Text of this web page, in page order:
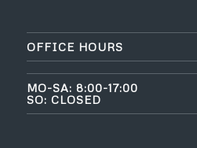
OFFICE HOURS
MO-SA: 8:00-17:00
SO: CLOSED